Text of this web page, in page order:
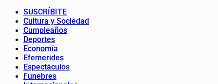
SUSCRÍBITE
Cultura y Sociedad
Cumpleaños
Deportes
Economía
Efemerides
Espectáculos
Funebres